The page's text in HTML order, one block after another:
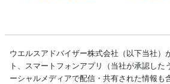
ウエルスアドバイザー株式会社（以下当社）
ト、スマートフォンアプリ（当社が承認した
ーシャルメディアで配信・共有された情報も